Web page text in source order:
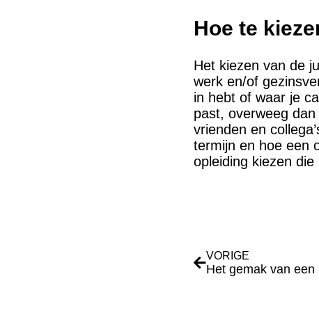
Hoe te
Het kiezen van de
werk en/of
in hebt of waar je
past, overweeg
vrienden en
termijn en hoe een
opleiding kiezen
VORIGE
Het gemak van